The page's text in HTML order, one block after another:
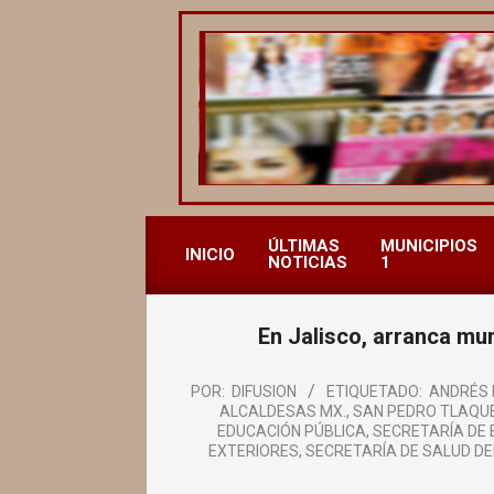
REVISTA
ALCALDESAS
MX
INICIO
ÚLTIMAS
NOTICIAS
MUNICIPIOS
1
En Jalisco, arranca
POR: DIFUSION ETIQUETADO: ANDRÉS
ALCALDESAS MX. , SAN PEDRO
EDUCACIÓN PÚBLICA, SECRETARÍA DE
EXTERIORES, SECRETARÍA DE SALUD